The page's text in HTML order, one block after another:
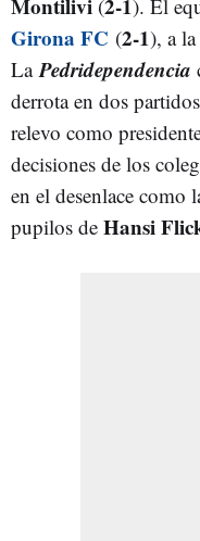
Montilivi (2-1). El
Girona FC (2-1), a
La Pedridependencia
derrota en dos
relevo como
decisiones de los
en el desenlace como
pupilos de Hansi